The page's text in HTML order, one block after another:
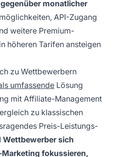
monatlicher
API-Zugang
weitere Premium-
höheren Tarifen ansteigen
zu Wettbewerbern
umfassende Lösung
mit Affiliate-Management
zu klassischen
Preis-Leistungs-
Wettbewerber sich
fokussieren,